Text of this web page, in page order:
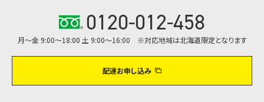
0120-012-458
月～金 9:00～18:00 土 9:00～16:00 ※対応地域は北海道限定となります
配達お申し込み